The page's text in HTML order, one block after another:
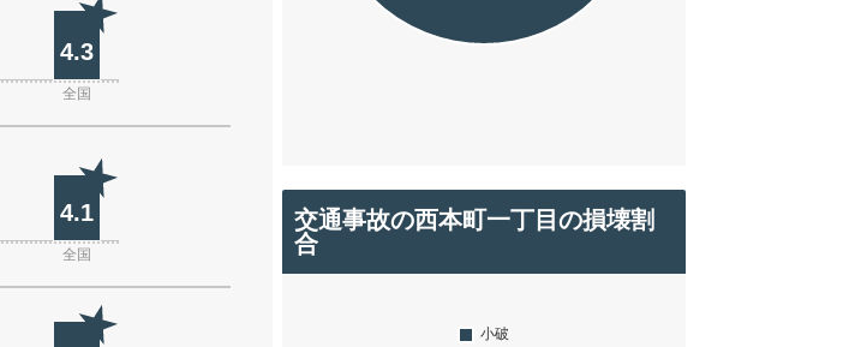
4.3
全国
4.1
全国
交通事故の西本町一丁目の損壊割
合